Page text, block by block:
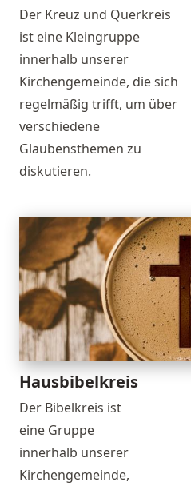
Der Kreuz und Querkreis
ist eine Kleingruppe
innerhalb unserer
Kirchengemeinde, die sich
regelmäßig trifft, um über
verschiedene
Glaubensthemen zu
diskutieren.
Hausbibelkreis
Der Bibelkreis ist
eine Gruppe
innerhalb unserer
Kirchengemeinde,